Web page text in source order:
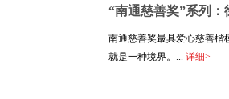
“南通慈善奖”系列：
南通慈善奖最具爱心慈善
就是一种境界。... 详细>